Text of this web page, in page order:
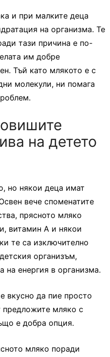
и при малките деца
на организма. Те
тази причина е по-
им добре
Тъй като млякото е с
молекули, ни помага
на детето
но някои деца имат
вече споменатите
прясното мляко
витамин А и някои
те са изключително
организъм,
на енергия в организма.
вкусно да пие просто
мляко с
е добра опция.
мляко поради